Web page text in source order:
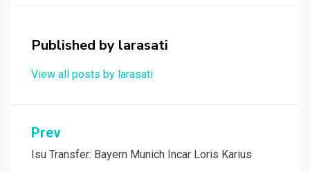
o
k
p
p
Published by larasati
View all posts by larasati
Navigasi
pos
Prev
Isu Transfer: Bayern Munich Incar Loris Karius